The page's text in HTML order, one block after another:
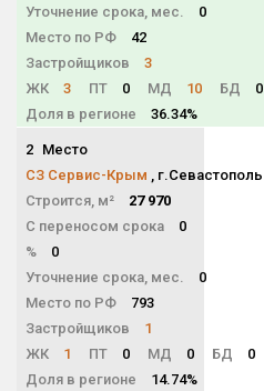
Уточнение срока, мес.
0
Место по РФ
42
Застройщиков
3
ЖК
3 ПТ 0 МД 10 БД 0
Доля в регионе
36.34%
2 Место
СЗ Сервис-Крым , г.Севастополь
Строится, м²
27 970
С переносом срока
0
%
0
Уточнение срока, мес.
0
Место по РФ
793
Застройщиков
1
ЖК
1 ПТ 0 МД 0 БД 0
Доля в регионе
14.74%